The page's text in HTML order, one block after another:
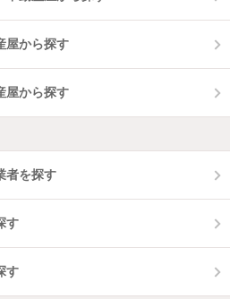
屋から探す
屋から探す
者を探す
す
す